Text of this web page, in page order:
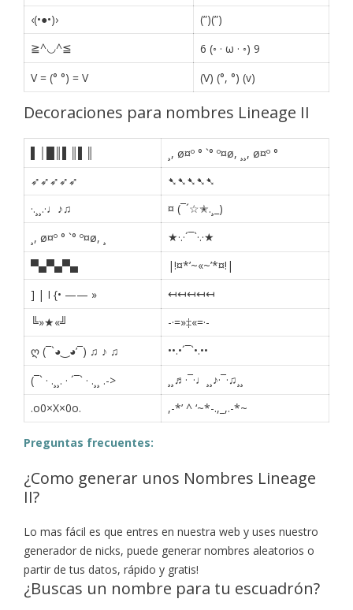
‹(•●•)›
(”)(”)
≧^◡^≦
6 (◦ · ω · ◦) 9
V = (° °) = V
(V) (°, °) (v)
Decoraciones para nombres Lineage II
¸, ø¤º ° `° º¤ø, ¸¸, ø¤º °
➶➶➶➶➶
➷➷➷➷➷
·.¸¸.·♩♪♫
¤ (¯´☆✭.¸_)
¸, ø¤º ° `° º¤ø, ¸
★·.·´¯`·.·★
▀▄▀▄▀▄
|!¤*’~«~’*¤!|
] | I {• —— »
↤↤↤↤↤
╚»★«╝
-·=»‡«=·-
ღ (¯`◕‿◕’¯) ♫ ♪ ♫
••.•´¯`•.••
(¯` · .¸¸. · ´¯` · .¸¸ .->
¸¸♬·¯·♩¸¸♪·¯·♫¸¸
.o0×X×0o.
,-*’ ^ ‘~*-.,_,.-*~
Preguntas frecuentes:
¿Como generar unos Nombres Lineage
II?
Lo mas fácil es que entres en nuestra web y uses nuestro
generador de nicks, puede generar nombres aleatorios o
partir de tus datos, rápido y gratis!
¿Buscas un nombre para tu escuadrón?